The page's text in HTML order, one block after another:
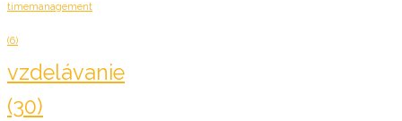
timemanagement
(6)
vzdelávanie
(30)